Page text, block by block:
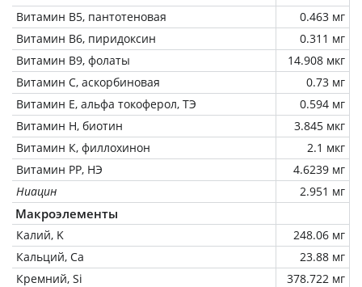
Витамин В5, пантотеновая
0.463 мг
Витамин В6, пиридоксин
0.311 мг
Витамин В9, фолаты
14.908 мкг
Витамин C, аскорбиновая
0.73 мг
Витамин Е, альфа токоферол, ТЭ
0.594 мг
Витамин Н, биотин
3.845 мкг
Витамин К, филлохинон
2.1 мкг
Витамин РР, НЭ
4.6239 мг
Ниацин
2.951 мг
Макроэлементы
Калий, K
248.06 мг
Кальций, Ca
23.88 мг
Кремний, Si
378.722 мг